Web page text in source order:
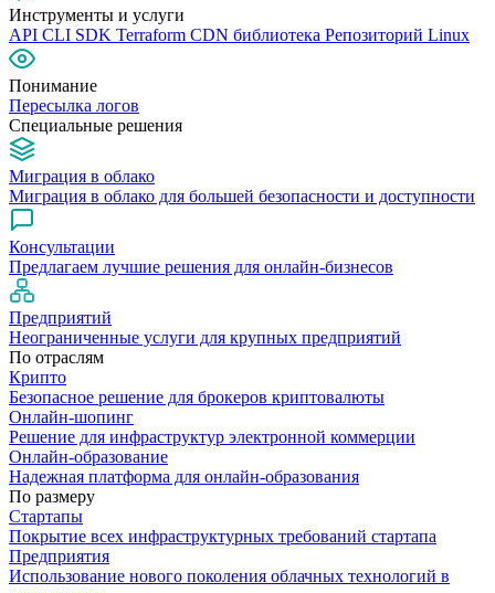
Инструменты и услуги
API CLI SDK Terraform CDN библиотека Репозиторий Linux
Понимание
Пересылка логов
Специальные решения
Миграция в облако
Миграция в облако для большей безопасности и доступности
Консультации
Предлагаем лучшие решения для онлайн-бизнесов
Предприятий
Неограниченные услуги для крупных предприятий
По отраслям
Крипто
Безопасное решение для брокеров криптовалюты
Онлайн-шопинг
Решение для инфраструктур электронной коммерции
Онлайн-образование
Надежная платформа для онлайн-образования
По размеру
Стартапы
Покрытие всех инфраструктурных требований стартапа
Предприятия
Использование нового поколения облачных технологий в